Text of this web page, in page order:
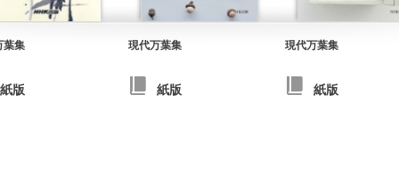
葉集
紙版
現代万葉集
紙版
現代万葉集
紙版